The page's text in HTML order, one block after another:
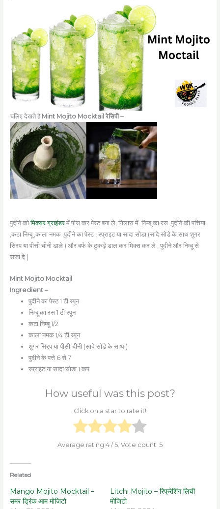
चलिए देखते है Mint Mojito Mocktail रेसिपी –
पुदीने कोमिक्सर ग्राइंडरमें पीस कर पेस्ट बना ले, गिलास में निम्बू का रस ,पुदीने की पत्तिया
,कटा निम्बू ,काला नमक ,पुदीने का पेस्ट , स्प्राइट या सादा सोडा (सादे सोडे के साथ शुगर
सिरप या पीसी चीनी डाले ) और बर्फ के टुकड़े डाल कर मिक्स कर ले , पुदीने और निम्बू से
सजा दे |
Mint Mojito Mocktail
Ingredient –
पुदीने का पेस्ट 1 टी स्पून
निम्बू का रस 1 टी स्पून
कटा निम्बू 1/2
काला नमक 1/4 टी स्पून
शुगर सिरप या पीसी चीनी (सादे सोडे के साथ )
पुदीने के पत्ते 6 से 7
स्प्राइट या सादा सोडा 1 कप
How useful was this post?
Click on a star to rate it!
Average rating 4 / 5. Vote count: 5
Related
Mango Mojito Mocktail –
समर ड्रिंक आम मोजिटो
Litchi Mojito – रिफ्रेशिंग लिची
मोजिटो